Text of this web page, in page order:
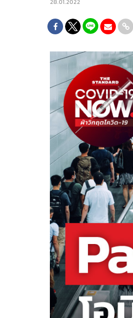
28.01.2022